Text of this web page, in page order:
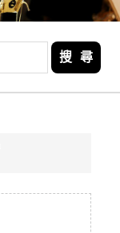
搜 尋